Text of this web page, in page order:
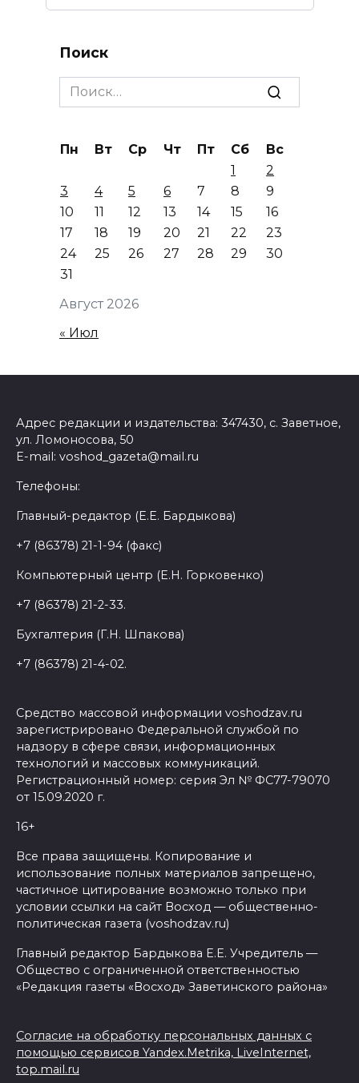
Поиск
Search
for:
Август 2026
Пн Вт Ср Чт Пт Сб
Вс
1
2
3
4 5 6 7 8
9
10
11 12 13 14 15
16
17
18 19 20 21 22
23
24
25 26 27 28 29
30
31
« Июл
Адрес редакции и издательства: 347430, с. Заветное,
ул. Ломоносова, 50
E-mail: voshod_gazeta@mail.ru
Телефоны:
Главный-редактор (Е.Е. Бардыкова)
+7 (86378) 21-1-94 (факс)
Компьютерный центр (Е.Н. Горковенко)
+7 (86378) 21-2-33.
Бухгалтерия (Г.Н. Шпакова)
+7 (86378) 21-4-02.
Средство массовой информации voshodzav.ru
зарегистрировано Федеральной службой по
надзору в сфере связи, информационных
технологий и массовых коммуникаций.
Регистрационный номер: серия Эл № ФС77-79070
от 15.09.2020 г.
16+
Все права защищены. Копирование и
использование полных материалов запрещено,
частичное цитирование возможно только при
условии ссылки на сайт Восход — общественно-
политическая газета (voshodzav.ru)
Главный редактор Бардыкова Е.Е. Учредитель —
Общество с ограниченной ответственностью
«Редакция газеты «Восход» Заветинского района»
Согласие на обработку персональных данных с
помощью сервисов Yandex.Metrika, LiveInternet,
top.mail.ru